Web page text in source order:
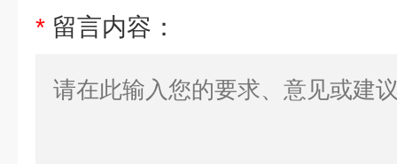
* 留言内容：